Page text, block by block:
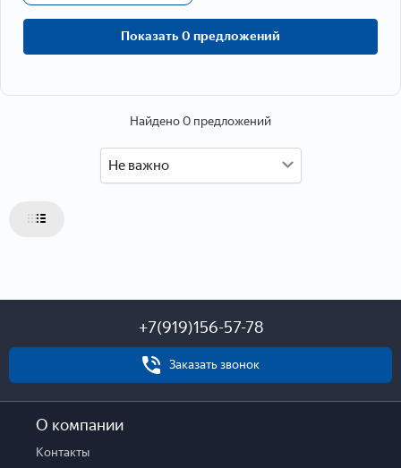
Данные об объекте
1
2 3 4 5
6+
Жилая площадь
Показать 0 предложений
Найдено 0 предложений
Не важно
+7(919)156-57-78
Заказать звонок
О компании
Контакты